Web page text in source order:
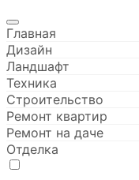
Строительный портал
Главная
Дизайн
Ландшафт
Техника
Строительство
Ремонт квартир
Ремонт на даче
Отделка